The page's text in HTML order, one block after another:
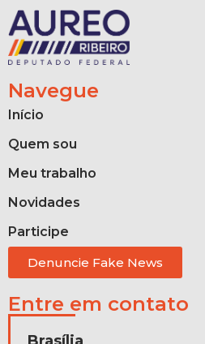
Navegue
Início
Quem sou
Meu trabalho
Novidades
Participe
Denuncie Fake News
Entre em contato